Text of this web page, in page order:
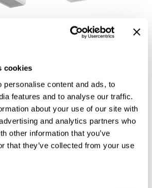
cookies
personalise content and ads, to
features and to analyse our traffic.
about your use of our site with
and analytics partners who
other information that you’ve
that they’ve collected from your use
PARAGON